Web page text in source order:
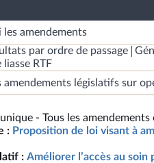
amendements
par ordre de passage
RTF
amendements législatifs sur
- Tous les
: Proposition de loi visant à
: Améliorer l’accès au soin